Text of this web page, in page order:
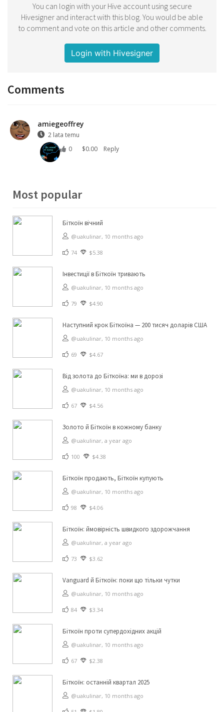
You can login with your Hive account using secure
Hivesigner and interact with this blog. You would be able
to comment and vote on this article and other comments.
Login with Hivesigner
Comments
amiegeoffrey
2 lata temu
0
$0.00 Reply
Most popular
Біткоїн вічний
@uakulinar, 10 months ago
74 $5.38
Інвестиції в Біткоїн тривають
@uakulinar, 10 months ago
79 $4.90
Наступний крок Біткоїна — 200 тисяч доларів США
@uakulinar, 10 months ago
69 $4.67
Від золота до Біткоїна: ми в дорозі
@uakulinar, 10 months ago
67 $4.56
Золото й Біткоїн в кожному банку
@uakulinar, a year ago
100 $4.38
Біткоїн продають, Біткоїн купують
@uakulinar, 10 months ago
98 $4.06
Біткоїн: ймовірність швидкого здорожчання
@uakulinar, a year ago
73 $3.62
Vanguard й Біткоїн: поки що тільки чутки
@uakulinar, 10 months ago
84 $3.34
Біткоїн проти супердохідних акцій
@uakulinar, 10 months ago
67 $2.38
Біткоїн: останній квартал 2025
@uakulinar, 10 months ago